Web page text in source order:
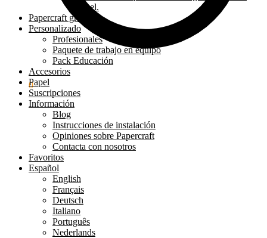
0.00€ 0
papel.
Papercraft gratis
Personalizado
Profesionales
Paquete de trabajo en equipo
Pack Educación
Accesorios
Papel
Suscripciones
Información
Blog
Instrucciones de instalación
Opiniones sobre Papercraft
Contacta con nosotros
Favoritos
Español
English
Français
Deutsch
Italiano
Português
Nederlands